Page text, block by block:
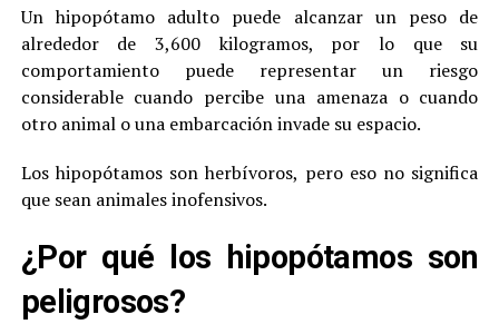
Un hipopótamo adulto puede alcanzar un peso de
alrededor de 3,600 kilogramos, por lo que su
comportamiento puede representar un riesgo
considerable cuando percibe una amenaza o cuando
otro animal o una embarcación invade su espacio.
Los hipopótamos son herbívoros, pero eso no significa
que sean animales inofensivos.
¿Por qué los hipopótamos son
peligrosos?